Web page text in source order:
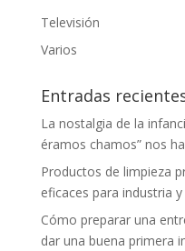
Televisión
Varios
Entradas
La nostalgia de la
éramos chamos” nos
Productos de limpieza
eficaces para industria
Cómo preparar una
dar una buena primera